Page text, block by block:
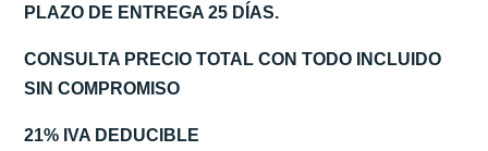
PLAZO DE ENTREGA 25 DÍAS.
CONSULTA PRECIO TOTAL CON TODO INCLUIDO
SIN COMPROMISO
21% IVA DEDUCIBLE